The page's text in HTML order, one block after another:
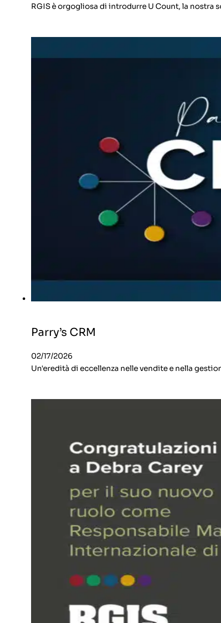
RGIS è orgogliosa di introdurre U Count, la
Parry’s CRM
02/17/2026
Un'eredità di eccellenza nelle vendite e nella